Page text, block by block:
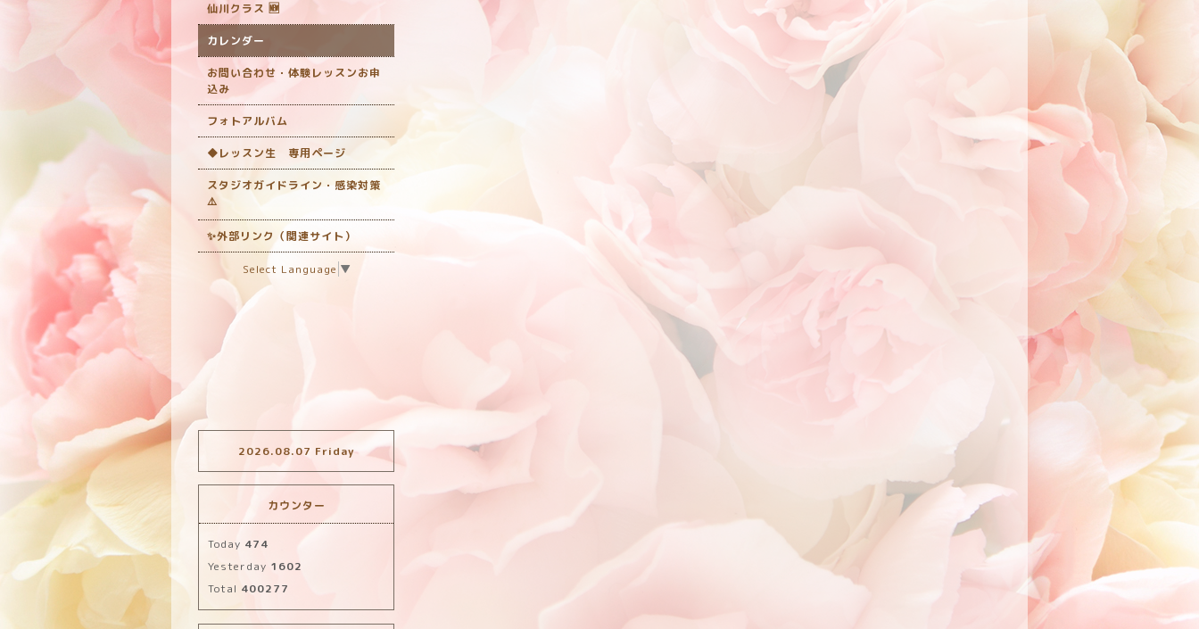
仙川クラス 🆕
カレンダー
お問い合わせ・体験レッスンお申
込み
フォトアルバム
◆レッスン生 専用ページ
スタジオガイドライン・感染対策
‎⚠️
✨外部リンク（関連サイト）
Select Language ▼
2026.08.07 Friday
カウンター
Today 474
Yesterday 1602
Total 400277